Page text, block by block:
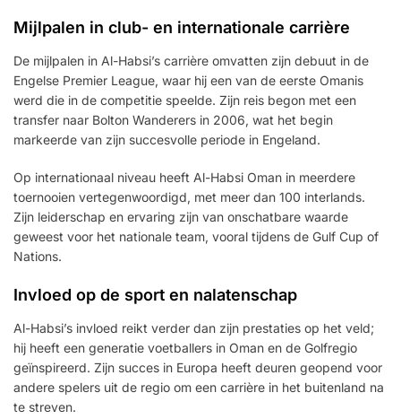
Mijlpalen in club- en internationale carrière
De mijlpalen in Al-Habsi’s carrière omvatten zijn debuut in de
Engelse Premier League, waar hij een van de eerste Omanis
werd die in de competitie speelde. Zijn reis begon met een
transfer naar Bolton Wanderers in 2006, wat het begin
markeerde van zijn succesvolle periode in Engeland.
Op internationaal niveau heeft Al-Habsi Oman in meerdere
toernooien vertegenwoordigd, met meer dan 100 interlands.
Zijn leiderschap en ervaring zijn van onschatbare waarde
geweest voor het nationale team, vooral tijdens de Gulf Cup of
Nations.
Invloed op de sport en nalatenschap
Al-Habsi’s invloed reikt verder dan zijn prestaties op het veld;
hij heeft een generatie voetballers in Oman en de Golfregio
geïnspireerd. Zijn succes in Europa heeft deuren geopend voor
andere spelers uit de regio om een carrière in het buitenland na
te streven.